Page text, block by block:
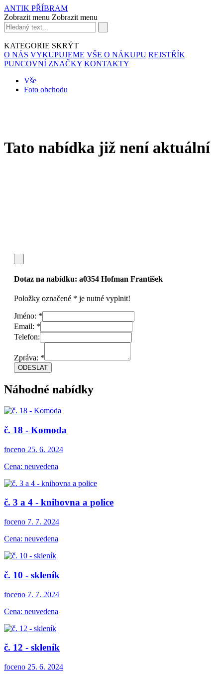
ANTIK PŘÍBRAM
Zobrazit menu Zobrazit menu
KATEGORIE SKRÝT
O NÁS VYKUPUJEME VŠE O NÁKUPU REJSTŘÍK
PUNCOVNÍ ZNAČKY KONTAKTY
Vše
Foto obchodu
Tato nabídka již není aktuální
Dotaz na nabídku: a0354 Hofman František
Položky označené * je nutné vyplnit!
Jméno: *
Email: *
Telefon:
Zpráva: *
Náhodné nabídky
č. 18 - Komoda
foceno 25. 6. 2024
Cena: neuvedena
č. 3 a 4 - knihovna a police
foceno 7. 7. 2024
Cena: neuvedena
č. 10 - skleník
foceno 7. 7. 2024
Cena: neuvedena
č. 12 - skleník
foceno 25. 6. 2024